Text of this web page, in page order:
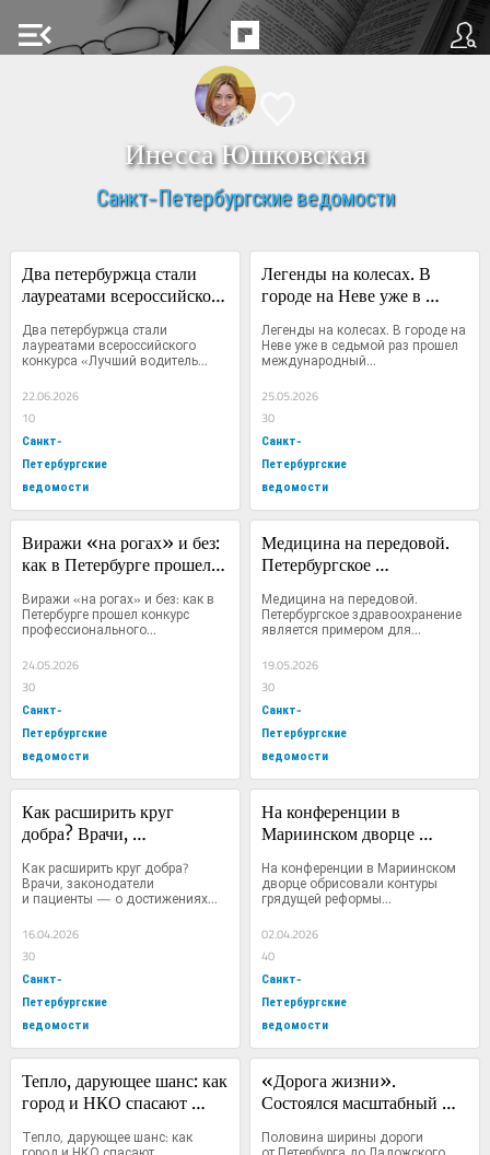
menu_open
Инесса Юшковская
Санкт-Петербургские ведомости
Два петербуржца стали
лауреатами всероссийского
водитель троллейбуса»
Два петербуржца стали
лауреатами всероссийского
конкурса «Лучший водитель...
22.06.2026
10
Санкт-
Петербургские
ведомости
Легенды на колесах. В
городе на Неве уже в
международный
«ТранспортФест»
Легенды на колесах. В городе на
Неве уже в седьмой раз прошел
международный...
25.05.2026
30
Санкт-
Петербургские
ведомости
Виражи «на рогах» и без:
как в Петербурге прошел
профессионального
мастерства водителей
Виражи «на рогах» и без: как в
Петербурге прошел конкурс
профессионального...
24.05.2026
30
Санкт-
Петербургские
ведомости
Медицина на передовой.
Петербургское
примером для других
регионов, но и оно
совершенствовании
Медицина на передовой.
Петербургское здравоохранение
является примером для...
19.05.2026
30
Санкт-
Петербургские
ведомости
Как расширить круг
добра? Врачи,
— о достижениях и
проблемах помощи редким
Как расширить круг добра?
Врачи, законодатели
и пациенты — о достижениях...
16.04.2026
30
Санкт-
Петербургские
ведомости
На конференции в
Мариинском дворце
грядущей реформы
социального питания
На конференции в Мариинском
дворце обрисовали контуры
грядущей реформы...
02.04.2026
40
Санкт-
Петербургские
ведомости
Тепло, дарующее шанс: как
город и НКО спасают
Тепло, дарующее шанс: как
«Дорога жизни».
Состоялся масштабный
полному освобождению
Половина ширины дороги